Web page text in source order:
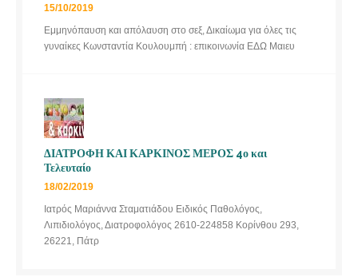
15/10/2019
Εμμηνόπαυση και απόλαυση στο σεξ, Δικαίωμα για όλες τις
γυναίκες Κωνσταντία Κουλουμπή : επικοινωνία ΕΔΩ Μαιευ
ΔΙΑΤΡΟΦΗ ΚΑΙ ΚΑΡΚΙΝΟΣ ΜΕΡΟΣ 4ο και
Τελευταίο
18/02/2019
Ιατρός Μαριάννα Σταματιάδου Ειδικός Παθολόγος,
Λιπιδιολόγος, Διατροφολόγος 2610-224858 Κορίνθου 293,
26221, Πάτρ